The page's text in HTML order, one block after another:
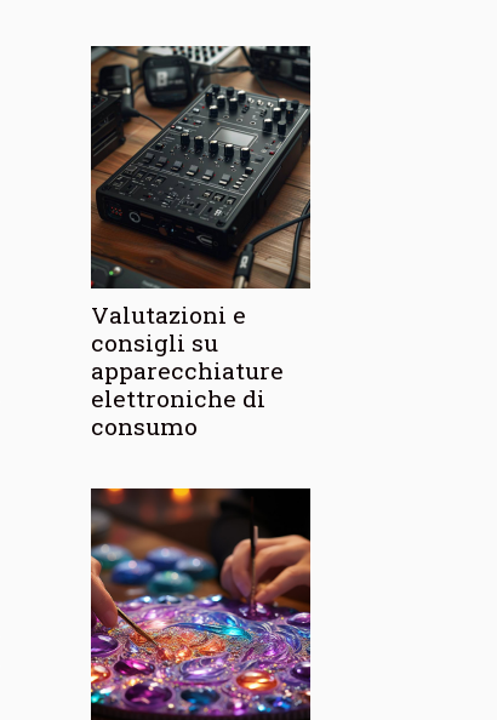
Valutazioni e
consigli su
apparecchiature
elettroniche di
consumo